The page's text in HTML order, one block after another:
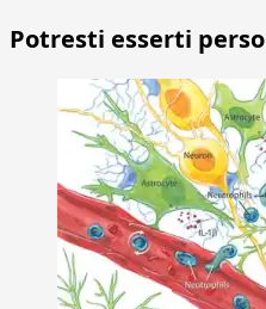
Potresti esserti perso